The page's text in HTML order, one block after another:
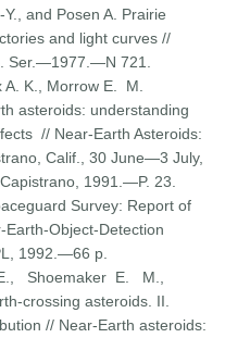
and Posen A. Prairie
and light curves //
Ser.—1977.—N 721.
K., Morrow E. M.
asteroids: understanding
// Near-Earth Asteroids:
Calif., 30 June—3 July,
1991.—P. 23.
Survey: Report of
Object-Detection
1992.—66 p.
Shoemaker E. M.,
crossing asteroids. II.
// Near-Earth asteroids: